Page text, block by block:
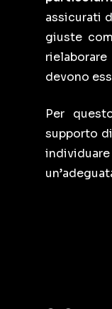
assicurati
giuste
devono
Per
supporto di